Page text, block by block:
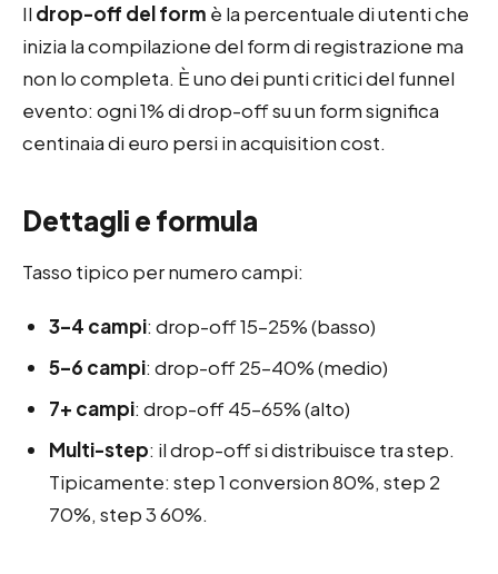
Il drop-off del form è la percentuale di utenti che
inizia la compilazione del form di registrazione ma
non lo completa. È uno dei punti critici del funnel
evento: ogni 1% di drop-off su un form significa
centinaia di euro persi in acquisition cost.
Dettagli e formula
Tasso tipico per numero campi:
3–4 campi: drop-off 15–25% (basso)
5–6 campi: drop-off 25–40% (medio)
7+ campi: drop-off 45–65% (alto)
Multi-step: il drop-off si distribuisce tra step.
Tipicamente: step 1 conversion 80%, step 2
70%, step 3 60%.